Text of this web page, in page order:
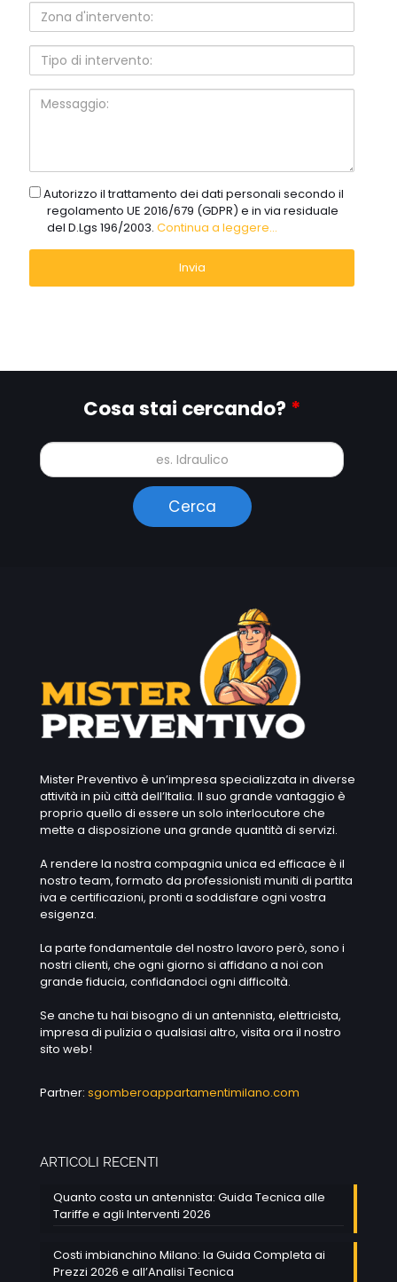
Zona
d'intervento:
Tipo
intervento:
Messaggio:
gdprAutorizzo il trattamento dei dati personali secondo il
regolamento UE 2016/679 (GDPR) e in via residuale
del D.Lgs 196/2003. Continua a leggere...
Cosa stai cercando? *
Mister Preventivo è un’impresa specializzata in diverse
attività in più città dell’Italia. Il suo grande vantaggio è
proprio quello di essere un solo interlocutore che
mette a disposizione una grande quantità di servizi.
A rendere la nostra compagnia unica ed efficace è il
nostro team, formato da professionisti muniti di partita
iva e certificazioni, pronti a soddisfare ogni vostra
esigenza.
La parte fondamentale del nostro lavoro però, sono i
nostri clienti, che ogni giorno si affidano a noi con
grande fiducia, confidandoci ogni difficoltà.
Se anche tu hai bisogno di un antennista, elettricista,
impresa di pulizia o qualsiasi altro, visita ora il nostro
sito web!
Partner: sgomberoappartamentimilano.com
ARTICOLI RECENTI
Quanto costa un antennista: Guida Tecnica alle
Tariffe e agli Interventi 2026
Costi imbianchino Milano: la Guida Completa ai
Prezzi 2026 e all’Analisi Tecnica